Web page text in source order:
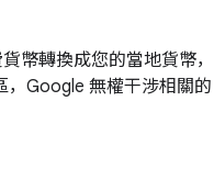
幣轉換成您的當地貨幣，
，Google 無權干涉相關的